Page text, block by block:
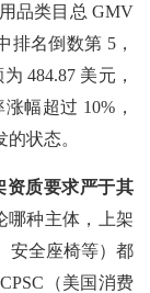
品类目总 GMV
排名倒数第 5，
484.87 美元，
幅超过 10%，
状态。
资质要求严于其
哪种主体，上架
安全座椅等）都
（美国消费